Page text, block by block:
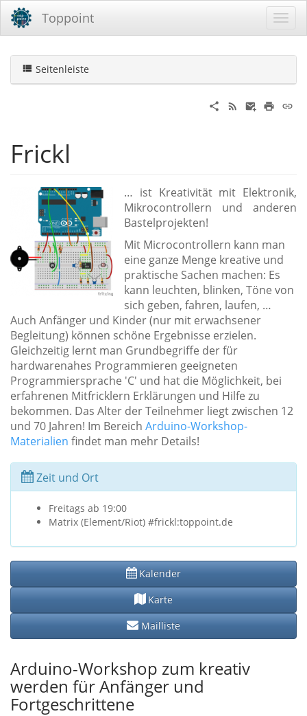
Toppoint
Seitenleiste
Frickl
… ist Kreativität mit Elektronik,
Mikrocontrollern und anderen
Bastelprojekten!
Mit Microcontrollern kann man
eine ganze Menge kreative und
praktische Sachen machen: Es
kann leuchten, blinken, Töne von
sich geben, fahren, laufen, …
Auch Anfänger und Kinder (nur mit erwachsener
Begleitung) können schöne Ergebnisse erzielen.
Gleichzeitig lernt man Grundbegriffe der für
hardwarenahes Programmieren geeigneten
Programmiersprache 'C' und hat die Möglichkeit, bei
erfahrenen Mitfricklern Erklärungen und Hilfe zu
bekommen. Das Alter der Teilnehmer liegt zwischen 12
und 70 Jahren! Im Bereich Arduino-Workshop-
Materialien findet man mehr Details!
Zeit und Ort
Freitags ab 19:00
Matrix (Element/Riot) #frickl:toppoint.de
Kalender
Karte
Mailliste
Arduino-Workshop zum kreativ
werden für Anfänger und
Fortgeschrittene